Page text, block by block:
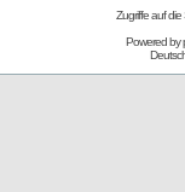
Zugriffe auf
Powered by